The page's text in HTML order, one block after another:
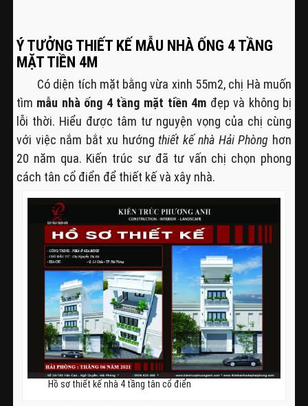
Ý TƯỞNG THIẾT KẾ MẪU NHÀ ỐNG 4 TẦNG
MẶT TIỀN 4M
Có diện tích mặt bằng vừa xinh 55m2, chị Hà muốn
tìm mẫu nhà ống 4 tầng mặt tiền 4m đẹp và không bị
lỗi thời. Hiểu được tâm tư nguyện vọng của chị cùng
với việc nắm bắt xu hướngthiết kế nhà Hải Phòng hơn
20 năm qua. Kiến trúc sư đã tư vấn chị chọn phong
cách tân cổ điển để thiết kế và xây nhà.
Hồ sơ thiết kế nhà 4 tầng tân cổ điển